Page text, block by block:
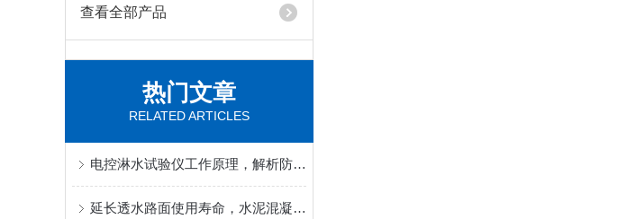
查看全部产品
热门文章
RELATED ARTICLES
电控淋水试验仪工作原理，解析防水淋雨检测的核心控制逻辑
延长透水路面使用寿命，水泥混凝土透水系数现场复检技巧